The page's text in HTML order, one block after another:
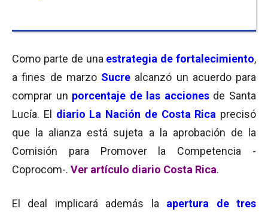
Como parte de una estrategia de fortalecimiento,
a fines de marzo Sucre alcanzó un acuerdo para
comprar un porcentaje de las accionesde Santa
Lucía. El diario La Nación de Costa Rica precisó
que la alianza está sujeta a la aprobación de la
Comisión para Promover la Competencia -
Coprocom-. Ver artículo diario Costa Rica.
El deal implicará además la apertura de tres